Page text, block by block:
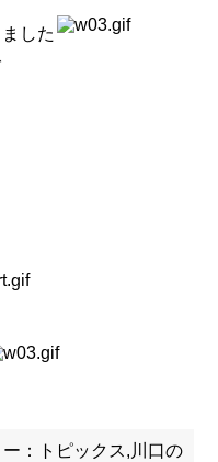
した
： トピックス, 川口の